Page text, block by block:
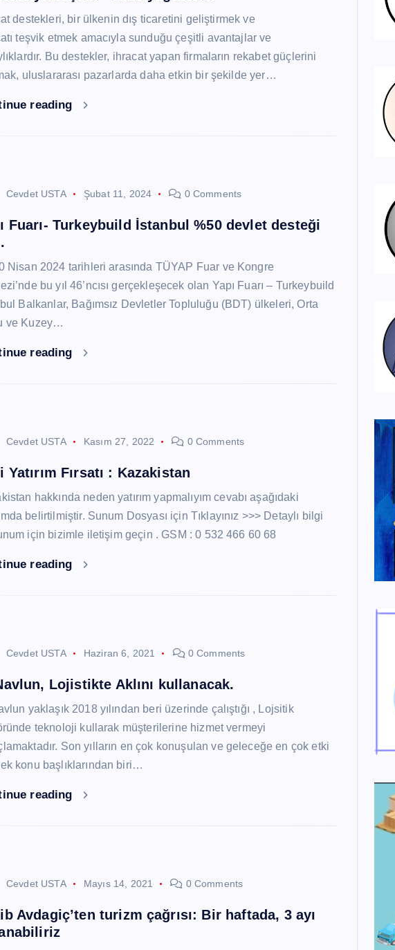
destekleri, bir ülkenin dış ticaretini geliştirmek ve
teşvik etmek amacıyla sunduğu çeşitli avantajlar ve
Bu destekler, ihracat yapan firmaların rekabet güçlerini
uluslararası pazarlarda daha etkin bir şekilde yer…
reading
Cevdet USTA Şubat 11, 2024 0 Comments
Fuarı- Turkeybuild İstanbul %50 devlet desteği
Nisan 2024 tarihleri arasında TÜYAP Fuar ve Kongre
bu yıl 46’ncısı gerçekleşecek olan Yapı Fuarı – Turkeybuild
Balkanlar, Bağımsız Devletler Topluluğu (BDT) ülkeleri, Orta
ve Kuzey…
reading
Cevdet USTA Kasım 27, 2022 0 Comments
Yatırım Fırsatı : Kazakistan
hakkında neden yatırım yapmalıyım cevabı aşağıdaki
belirtilmiştir. Sunum Dosyası için Tıklayınız >>> Detaylı bilgi
için bizimle iletişim geçin . GSM : 0 532 466 60 68
reading
Cevdet USTA Haziran 6, 2021 0 Comments
Lojistikte Aklını kullanacak.
yaklaşık 2018 yılından beri üzerinde çalıştığı , Lojsitik
teknoloji kullarak müşterilerine hizmet vermeyi
Son yılların en çok konuşulan ve geleceğe en çok etki
konu başlıklarından biri…
reading
Cevdet USTA Mayıs 14, 2021 0 Comments
Avdagiç’ten turizm çağrısı: Bir haftada, 3 ayı